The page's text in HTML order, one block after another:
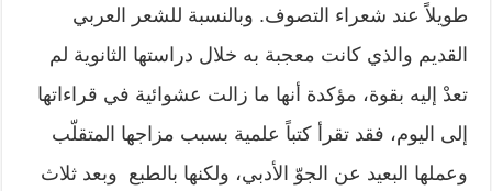
طويلاً عند شعراء التصوف. وبالنسبة للشعر العربي
القديم والذي كانت معجبة به خلال دراستها الثانوية لم
تعدْ إليه بقوة، مؤكدة أنها ما زالت عشوائية في قراءاتها
إلى اليوم، فقد تقرأ كتباً علمية بسبب مزاجها المتقلّب
وعملها البعيد عن الجوّ الأدبي، ولكنها بالطبع وبعد ثلاث